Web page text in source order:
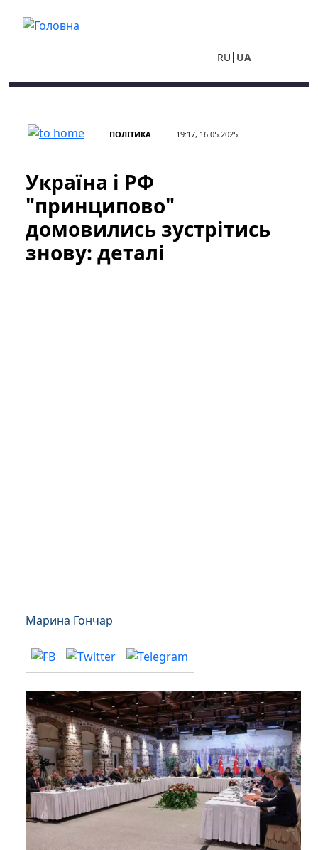
RU UA
ПОЛІТИКА 19:17, 16.05.2025
Україна і РФ
"принципово"
домовились зустрітись
знову: деталі
Марина Гончар